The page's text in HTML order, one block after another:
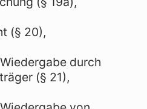
(§ 20),
durch
(§ 21),